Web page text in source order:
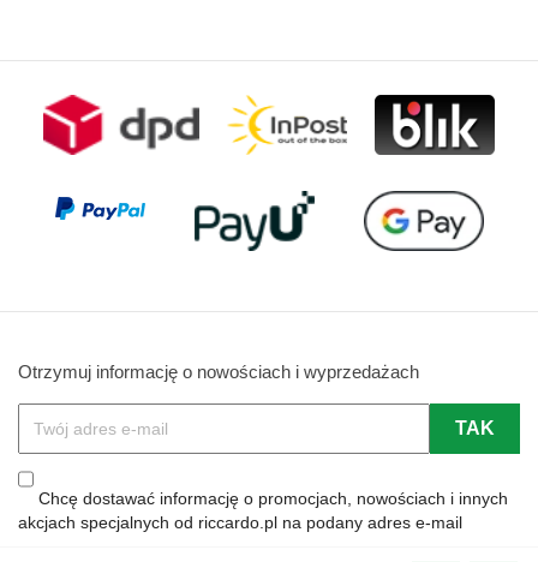
Otrzymuj informację o nowościach i wyprzedażach
Chcę dostawać informację o promocjach, nowościach i innych
akcjach specjalnych od riccardo.pl na podany adres e-mail